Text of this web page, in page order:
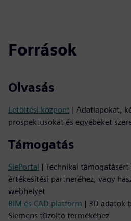
Források
Olvasás
Letöltési központ | Adatlapokat,
prospektusokat és egyebeket
Támogatás
SiePortal | Technikai
értékesítési partneréhez, vagy
webhelyet
BIM és CAD platform | 3D adatok
Siemens tűzoltó termékéhez